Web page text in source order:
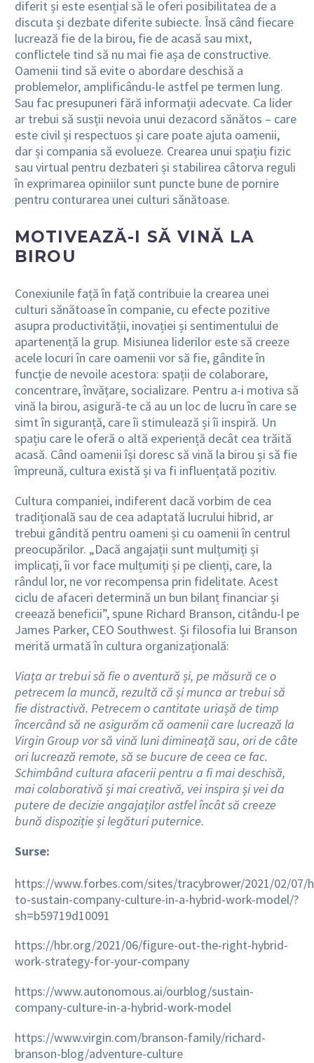
diferit și este esențial să le oferi posibilitatea de a
discuta și dezbate diferite subiecte. Însă când fiecare
lucrează fie de la birou, fie de acasă sau mixt,
conflictele tind să nu mai fie așa de constructive.
Oamenii tind să evite o abordare deschisă a
problemelor, amplificându-le astfel pe termen lung.
Sau fac presupuneri fără informații adecvate. Ca lider
ar trebui să susții nevoia unui dezacord sănătos – care
este civil și respectuos și care poate ajuta oamenii,
dar și compania să evolueze. Crearea unui spațiu fizic
sau virtual pentru dezbateri și stabilirea câtorva reguli
în exprimarea opiniilor sunt puncte bune de pornire
pentru conturarea unei culturi sănătoase.
MOTIVEAZĂ-I SĂ VINĂ LA
BIROU
Conexiunile față în față contribuie la crearea unei
culturi sănătoase în companie, cu efecte pozitive
asupra productivității, inovației și sentimentului de
apartenență la grup. Misiunea liderilor este să creeze
acele locuri în care oamenii vor să fie, gândite în
funcție de nevoile acestora: spații de colaborare,
concentrare, învățare, socializare. Pentru a-i motiva să
vină la birou, asigură-te că au un loc de lucru în care se
simt în siguranță, care îi stimulează și îi inspiră. Un
spațiu care le oferă o altă experiență decât cea trăită
acasă. Când oamenii își doresc să vină la birou și să fie
împreună, cultura există și va fi influențată pozitiv.
Cultura companiei, indiferent dacă vorbim de cea
tradițională sau de cea adaptată lucrului hibrid, ar
trebui gândită pentru oameni și cu oamenii în centrul
preocupărilor. „Dacă angajații sunt mulțumiți și
implicați, îi vor face mulțumiți și pe clienți, care, la
rândul lor, ne vor recompensa prin fidelitate. Acest
ciclu de afaceri determină un bun bilanț financiar și
creează beneficii”, spune Richard Branson, citându-l pe
James Parker, CEO Southwest. Și filosofia lui Branson
merită urmată în cultura organizațională:
Viața ar trebui să fie o aventură și, pe măsură ce o
petrecem la muncă, rezultă că și munca ar trebui să
fie distractivă. Petrecem o cantitate uriașă de timp
încercând să ne asigurăm că oamenii care lucrează la
Virgin Group vor să vină luni dimineață sau, ori de câte
ori lucrează remote, să se bucure de ceea ce fac.
Schimbând cultura afacerii pentru a fi mai deschisă,
mai colaborativă și mai creativă, vei inspira și vei da
putere de decizie angajaților astfel încât să creeze
bună dispoziție și legături puternice.
Surse:
https://www.forbes.com/sites/tracybrower/2021/02/07/
to-sustain-company-culture-in-a-hybrid-work-model/?
sh=b59719d10091
https://hbr.org/2021/06/figure-out-the-right-hybrid-
work-strategy-for-your-company
https://www.autonomous.ai/ourblog/sustain-
company-culture-in-a-hybrid-work-model
https://www.virgin.com/branson-family/richard-
branson-blog/adventure-culture